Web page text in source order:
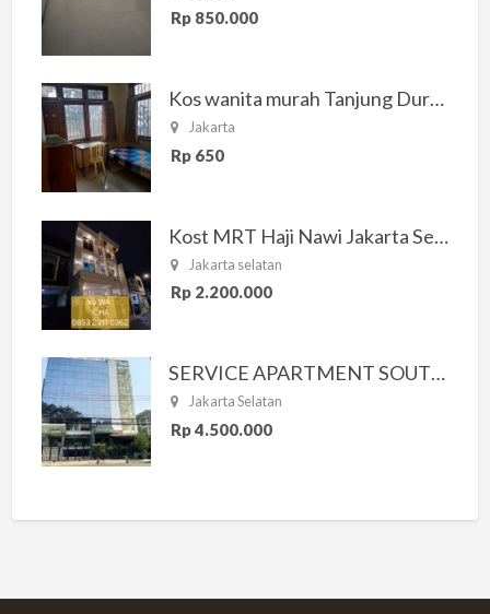
Rp 850.000
Kos wanita murah Tanjung Duren Jakarta Barat
Jakarta
Rp 650
Kost MRT Haji Nawi Jakarta Selatan
Jakarta selatan
Rp 2.200.000
SERVICE APARTMENT SOUTH RESIDENCE
Jakarta Selatan
Rp 4.500.000